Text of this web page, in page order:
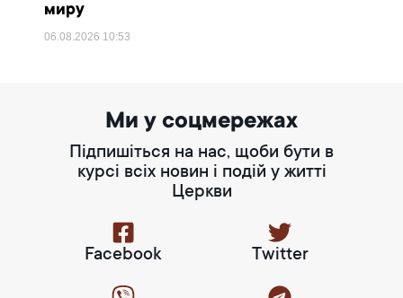
миру
06.08.2026 10:53
Ми у соцмережах
Підпишіться на нас, щоби бути в
курсі всіх новин і подій у житті
Церкви
Facebook Twitter